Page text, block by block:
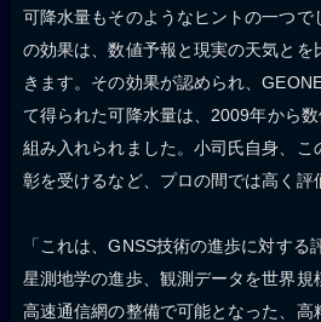
可降水量もそのようなヒントの一つで
の効果は、数値予報と現実の天気と
きます。その効果が認められ、
て得られた可降水量は、2009年から
組み入れられました。小司氏自身、こ
彰を受けるなど、プロの間では高く評
「これは、GNSS技術の進歩に対す
星測地学の進歩、観測データを世界規
高速通信網の整備で可能となった、